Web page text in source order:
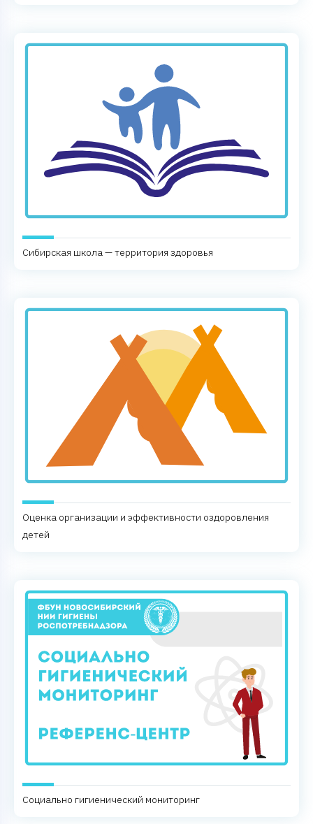
Сибирская школа — территория здоровья
Оценка организации и эффективности оздоровления
детей
Социально гигиенический мониторинг